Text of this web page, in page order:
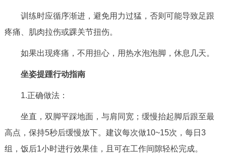
训练时应循序渐进，避免用力过猛，否则可能导致足跟
疼痛、肌肉拉伤或踝关节扭伤。
如果出现疼痛，不用担心，用热水泡泡脚，休息几天。
坐姿提踵行动指南
1.正确做法：
坐直，双脚平踩地面，与肩同宽；缓慢抬起脚后跟至最
高点，保持5秒后缓慢放下。建议每次做10~15次，每日3
组，饭后1小时进行效果佳，且可在工作间隙轻松完成。